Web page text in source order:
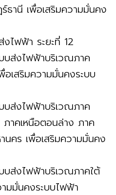
ธานี เพื่อเสริมความมั่นคง
บส่งไฟฟ้า ระยะที่ 12
บส่งไฟฟ้าบริเวณภาค
อเสริมความมั่นคงระบบ
า
บส่งไฟฟ้าบริเวณภาค
ภาคเหนือตอนล่าง ภาค
นคร เพื่อเสริมความมั่นคง
ฟฟ้า
บส่งไฟฟ้าบริเวณภาคใต้
วามมั่นคงระบบไฟฟ้า